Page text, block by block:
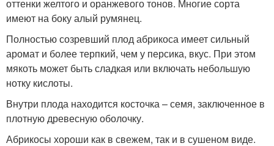
оттенки желтого и оранжевого тонов. Многие сорта
имеют на боку алый румянец.
Полностью созревший плод абрикоса имеет сильный
аромат и более терпкий, чем у персика, вкус. При этом
мякоть может быть сладкая или включать небольшую
нотку кислоты.
Внутри плода находится косточка – семя, заключенное в
плотную древесную оболочку.
Абрикосы хороши как в свежем, так и в сушеном виде.